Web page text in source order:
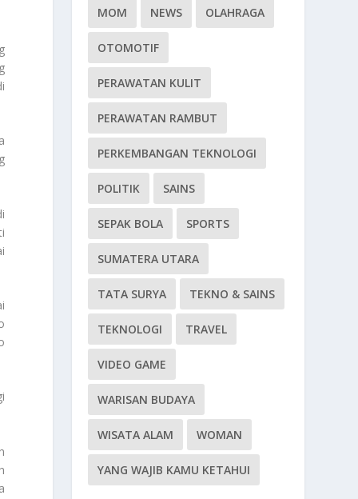
MOM NEWS OLAHRAGA
OTOMOTIF
PERAWATAN KULIT
PERAWATAN RAMBUT
PERKEMBANGAN TEKNOLOGI
POLITIK SAINS
SEPAK BOLA SPORTS
SUMATERA UTARA
TATA SURYA TEKNO & SAINS
TEKNOLOGI TRAVEL
VIDEO GAME
WARISAN BUDAYA
WISATA ALAM WOMAN
YANG WAJIB KAMU KETAHUI